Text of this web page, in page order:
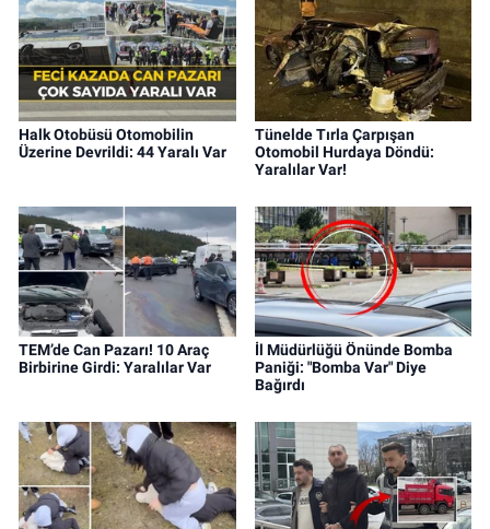
Halk Otobüsü Otomobilin
Üzerine Devrildi: 44 Yaralı Var
Tünelde Tırla Çarpışan
Otomobil Hurdaya Döndü:
Yaralılar Var!
TEM’de Can Pazarı! 10 Araç
Birbirine Girdi: Yaralılar Var
İl Müdürlüğü Önünde Bomba
Paniği: "Bomba Var" Diye
Bağırdı